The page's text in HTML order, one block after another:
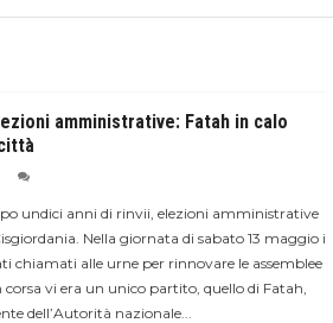
amministrative: Fatah in calo
undici anni di rinvii, elezioni amministrative
Nella giornata di sabato 13 maggio i
chiamati alle urne per rinnovare le assemblee
corsa vi era un unico partito, quello di Fatah,
dell’Autorità nazionale...